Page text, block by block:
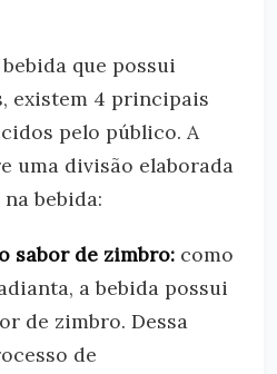
que possui
existem 4 principais
pelo público. A
uma divisão elaborada
bebida:
sabor de zimbro: como
a bebida possui
de zimbro. Dessa
de